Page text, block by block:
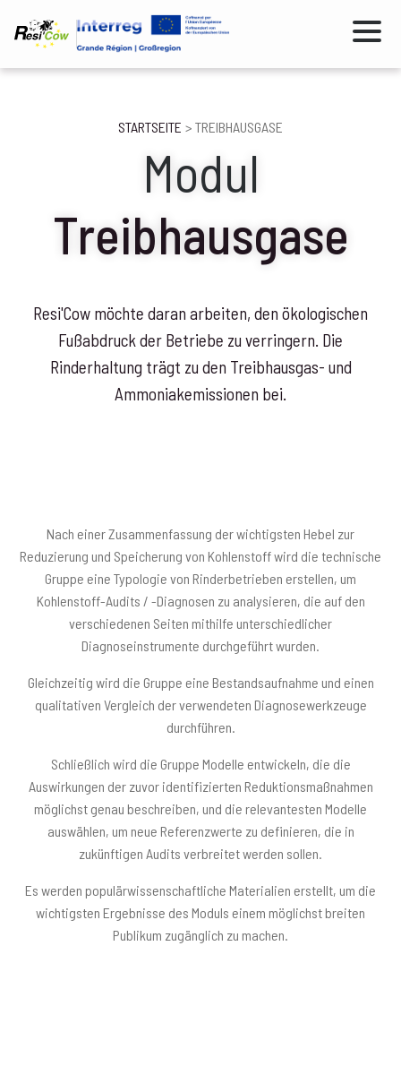
zum
Pfadnavigation
STARTSEITE TREIBHAUSGASE
Modul
Treibhausgase
Resi'Cow möchte daran arbeiten, den ökologischen
Fußabdruck der Betriebe zu verringern. Die
Rinderhaltung trägt zu den Treibhausgas- und
Ammoniakemissionen bei.
Nach einer Zusammenfassung der wichtigsten Hebel zur
Reduzierung und Speicherung von Kohlenstoff wird die technische
Gruppe eine Typologie von Rinderbetrieben erstellen, um
Kohlenstoff-Audits / -Diagnosen zu analysieren, die auf den
verschiedenen Seiten mithilfe unterschiedlicher
Diagnoseinstrumente durchgeführt wurden.
Gleichzeitig wird die Gruppe eine Bestandsaufnahme und einen
qualitativen Vergleich der verwendeten Diagnosewerkzeuge
durchführen.
Schließlich wird die Gruppe Modelle entwickeln, die die
Auswirkungen der zuvor identifizierten Reduktionsmaßnahmen
möglichst genau beschreiben, und die relevantesten Modelle
auswählen, um neue Referenzwerte zu definieren, die in
zukünftigen Audits verbreitet werden sollen.
Es werden populärwissenschaftliche Materialien erstellt, um die
wichtigsten Ergebnisse des Moduls einem möglichst breiten
Publikum zugänglich zu machen.